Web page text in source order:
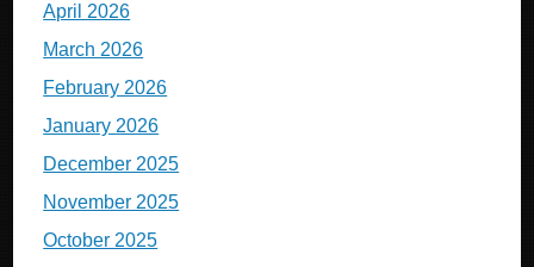
April 2026
March 2026
February 2026
January 2026
December 2025
November 2025
October 2025